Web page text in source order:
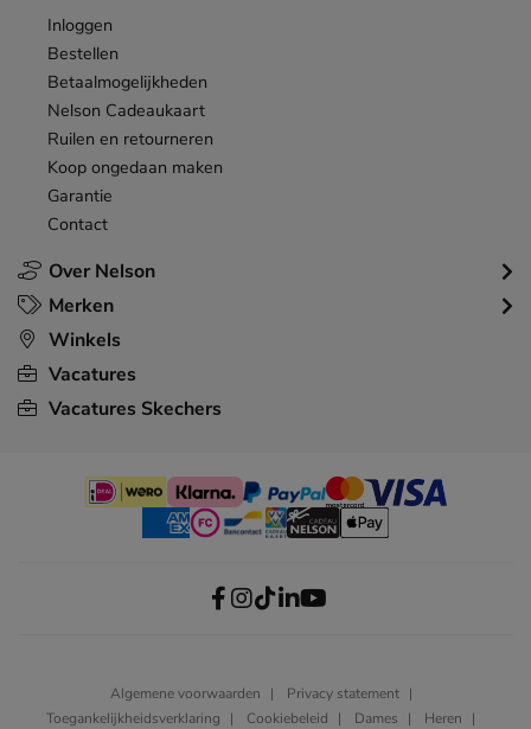
Over Nelson
Inloggen
Bestellen
Betaalmogelijkheden
Nelson Cadeaukaart
Ruilen en retourneren
Koop ongedaan maken
Garantie
Contact
Merken
Winkels
Vacatures
Vacatures Skechers
Algemene voorwaarden
Privacy statement
Toegankelijkheidsverklaring
Cookiebeleid Dames Heren